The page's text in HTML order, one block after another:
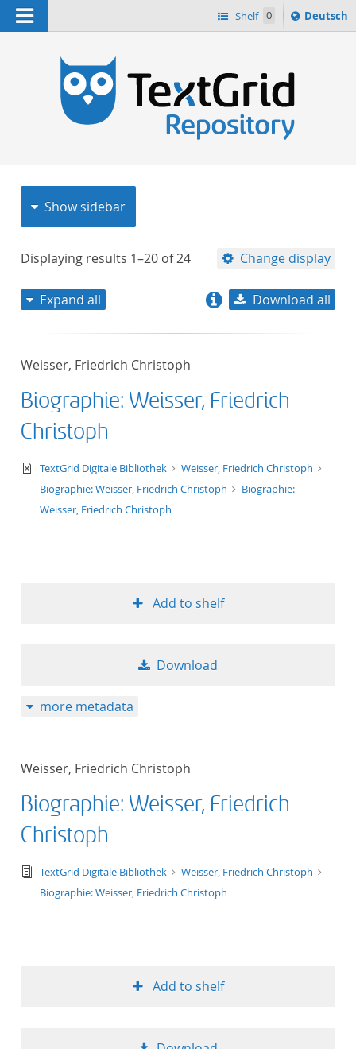
Navigation Shelf 0
Sprache
ï¿½ndern
Deutsch
Show sidebar
Displaying results 1–20 of24 Change display
title descending
format
Expand all Download all
Weisser, Friedrich Christoph
Biographie: Weisser, Friedrich
Christoph
text/xml
TextGrid Digitale Bibliothek
Weisser, Friedrich Christoph
Biographie: Weisser, Friedrich Christoph
Biographie:
Weisser, Friedrich Christoph
Add to shelf
Download
more metadata
Weisser, Friedrich Christoph
Biographie: Weisser, Friedrich
Christoph
text/tg.edition+tg.aggregation+xml
TextGrid Digitale Bibliothek
Weisser, Friedrich Christoph
Biographie: Weisser, Friedrich Christoph
Add to shelf